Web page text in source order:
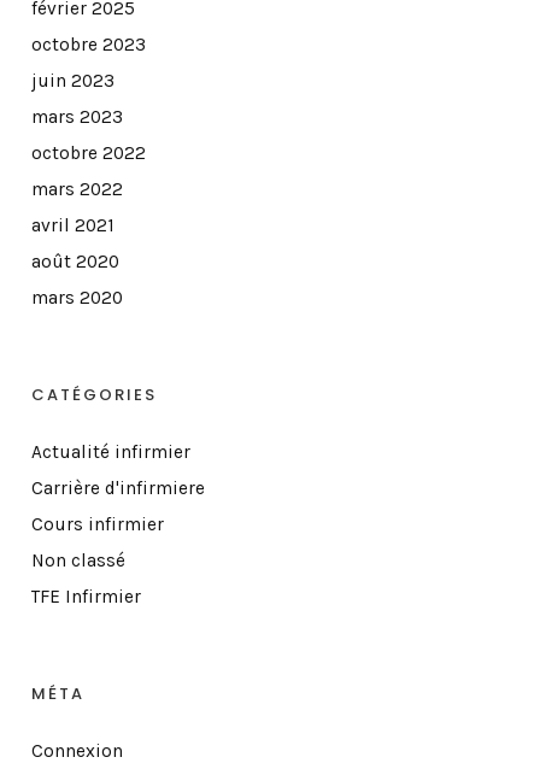
février 2025
octobre 2023
juin 2023
mars 2023
octobre 2022
mars 2022
avril 2021
août 2020
mars 2020
CATÉGORIES
Actualité infirmier
Carrière d'infirmiere
Cours infirmier
Non classé
TFE Infirmier
MÉTA
Connexion